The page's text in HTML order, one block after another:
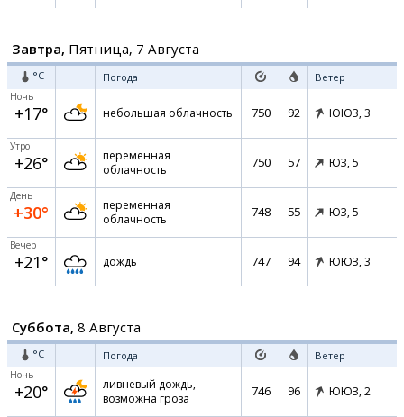
Завтра, Пятница, 7 Августа
°C Погода Ветер
Ночь
+17° небольшая облачность 750 92 ЮЮЗ, 3
Утро
+26°
переменная
облачность
750 57 ЮЗ, 5
День
+30°
переменная
облачность
748 55 ЮЗ, 5
Вечер
+21° дождь 747 94 ЮЮЗ, 3
Суббота, 8 Августа
°C Погода Ветер
Ночь
+20°
ливневый дождь,
возможна гроза
746 96 ЮЮЗ, 2